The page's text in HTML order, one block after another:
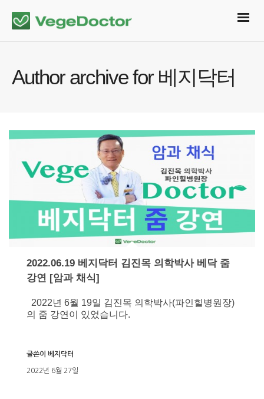
Author archive for 베지닥터
2022.06.19 베지닥터 김진목 의학박사 베닥 줌
강연 [암과 채식]
2022년 6월 19일 김진목 의학박사(파인힐병원장)
의 줌 강연이 있었습니다.
2022년 6월 27일
글쓴이 베지닥터